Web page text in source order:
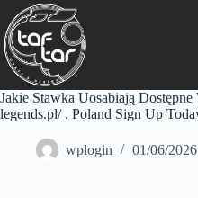
Jakie Stawka Uosabiają
legends.pl/ . Poland Sign Up
wplogin 01/06/2026